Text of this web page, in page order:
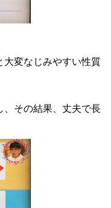
大変なじみやすい性質
、その結果、丈夫で長